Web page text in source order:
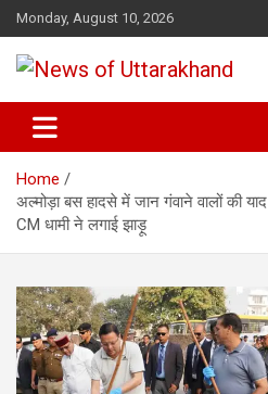
Skip
to
content
Monday, August 10, 2026
News of
Home
अल्मोड़ा बस हादसे में जान गंवाने वालों की
CM धामी ने लगाई झाड़ू